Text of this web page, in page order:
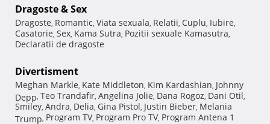
Dragoste & Sex
Dragoste, Romantic, Viata sexuala, Relatii, Cuplu, Iubire,
Casatorie, Sex, Kama Sutra, Pozitii sexuale Kamasutra,
Declaratii de dragoste
Divertisment
Meghan Markle, Kate Middleton, Kim Kardashian, Johnny
Depp, Teo Trandafir, Angelina Jolie, Dana Rogoz, Dani Otil,
Smiley, Andra, Delia, Gina Pistol, Justin Bieber, Melania
Trump, Program TV, Program Pro TV, Program Antena 1